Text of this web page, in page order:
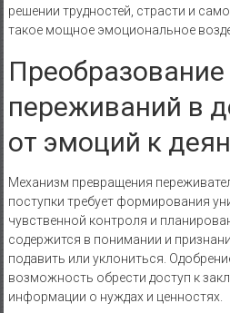
решении трудностей, страсти и
такое мощное эмоциональное
Преобразование
переживаний в
от эмоций к
Механизм превращения
поступки требует формирования
чувственной контроля и
содержится в понимании и
подавить или уклониться.
возможность обрести доступ к
информации о нуждах и ценностях.